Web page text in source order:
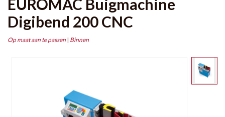
EUROMAC Buigmachine
Digibend 200 CNC
Op maat aan te passen | Binnen